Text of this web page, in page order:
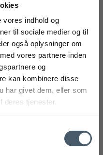
vores indhold og
til sociale medier og til
også oplysninger om
vores partnere inden
og
kan kombinere disse
har givet dem, eller som
deres tjenester.
på vårt nyhetsbrev.
allerede nedsatte varer
Rocket.